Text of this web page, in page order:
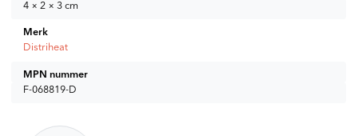
4 × 2 × 3 cm
Merk
Distriheat
MPN nummer
F-068819-D